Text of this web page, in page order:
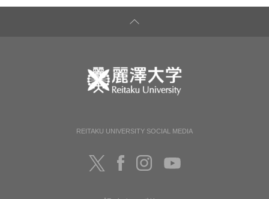
REITAKU UNIVERSITY SOCIAL MEDIA